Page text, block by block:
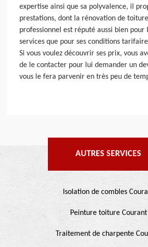
expertise ainsi que sa polyvalence, il
prestations, dont la rénovation de
professionnel est réputé aussi bien pour
services que pour ses conditions
Si vous voulez découvrir ses prix, vous
de le contacter pour lui demander un
vous le fera parvenir en très peu de
AUTRES SERVICES
Isolation de combles
Peinture toiture Courant
Traitement de charpente